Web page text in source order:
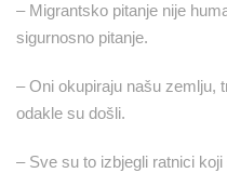
– Migrantsko pitanje nije
sigurnosno pitanje.
– Oni okupiraju našu zemlju,
odakle su došli.
– Sve su to izbjegli ratnici